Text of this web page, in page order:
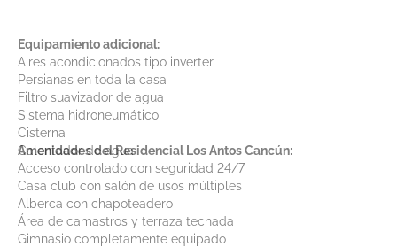
Equipamiento adicional:
Aires acondicionados tipo inverter
Persianas en toda la casa
Filtro suavizador de agua
Sistema hidroneumático
Cisterna
Calentador de agua
Amenidades del Residencial Los Antos Cancún:
Acceso controlado con seguridad 24/7
Casa club con salón de usos múltiples
Alberca con chapoteadero
Área de camastros y terraza techada
Gimnasio completamente equipado